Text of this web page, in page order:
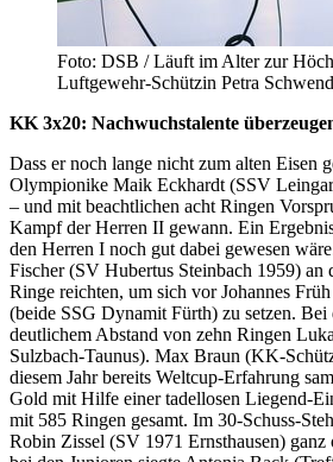
Foto: DSB / Läuft im Alter zur
Luftgewehr-Schützin Petra
KK 3x20: Nachwuchstalente
Dass er noch lange nicht zum alten Eisen
Olympionike Maik Eckhardt (SSV
– und mit beachtlichen acht Ringen
Kampf der Herren II gewann. Ein
den Herren I noch gut dabei gewesen
Fischer (SV Hubertus Steinbach 1959) an
Ringe reichten, um sich vor Johannes
(beide SSG Dynamit Fürth) zu setzen.
deutlichem Abstand von zehn Ringen
Sulzbach-Taunus). Max Braun (KK-
diesem Jahr bereits Weltcup-Erfahrung
Gold mit Hilfe einer tadellosen Liegend-
mit 585 Ringen gesamt. Im 30-Schuss-
Robin Zissel (SV 1971 Ernsthausen) ganz